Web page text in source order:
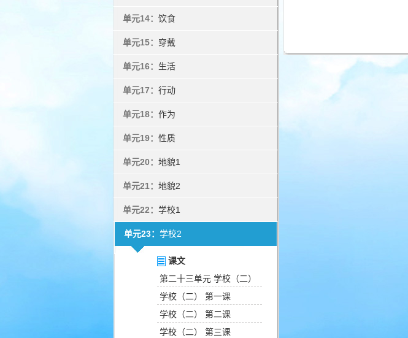
单元14： 饮食
单元15： 穿戴
单元16： 生活
单元17： 行动
单元18： 作为
单元19： 性质
单元20： 地貌1
单元21： 地貌2
单元22： 学校1
单元23： 学校2
课文
第二十三单元 学校（二）
学校（二） 第一课
学校（二） 第二课
学校（二） 第三课